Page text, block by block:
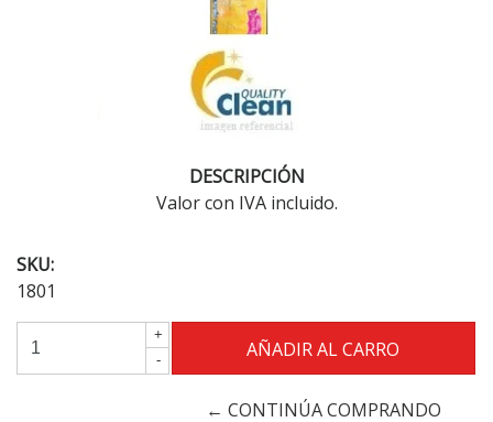
DESCRIPCIÓN
Valor con IVA incluido.
SKU:
1801
+
-
← CONTINÚA COMPRANDO